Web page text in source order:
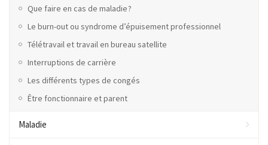
Que faire en cas de maladie ?
Le burn-out ou syndrome d’épuisement professionnel
Télétravail et travail en bureau satellite
Interruptions de carrière
Les différents types de congés
Être fonctionnaire et parent
Maladie